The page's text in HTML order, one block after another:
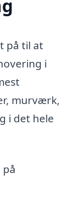
på til at
i
murværk,
i det hele